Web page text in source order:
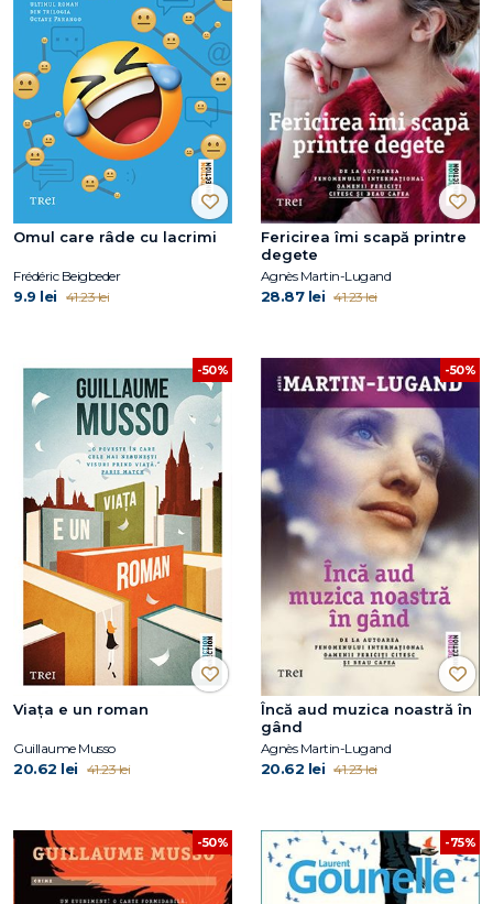
Omul care râde cu lacrimi
Frédéric Beigbeder
9.9 lei 41.23 lei
Fericirea îmi scapă printre
degete
Agnès Martin-Lugand
28.87 lei 41.23 lei
-50%
Viața e un roman
Guillaume Musso
20.62 lei 41.23 lei
-50%
Încă aud muzica noastră în
gând
Agnès Martin-Lugand
20.62 lei 41.23 lei
-50% -75%